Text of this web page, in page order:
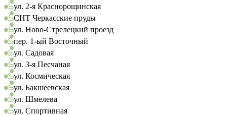
ул. 2-я Краснорощинская
СНТ Черкасские пруды
ул. Ново-Стрелецкий проезд
пер. 1-ый Восточный
ул. Садовая
ул. 3-я Песчаная
ул. Космическая
ул. Бакшеевская
ул. Шмелева
ул. Спортивная